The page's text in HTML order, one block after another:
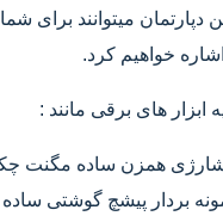
دپارتمان میتوانند برای
خواهیم کرد.
ابزار های برقی مانند :
:شارژی همزن ساده مگنت
بردار پیشچ گوشتی ساده